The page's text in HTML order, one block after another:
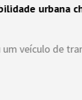
Dia do
Antes e